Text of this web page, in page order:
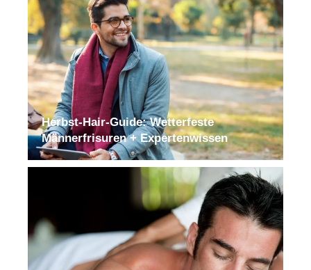
Herbst-Hair-Guide: Wetterfeste
Männerfrisuren + Expertenwissen